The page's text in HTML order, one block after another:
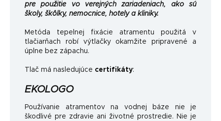
pre použitie vo verejných zariadeniach, ako sú
školy, škôlky, nemocnice, hotely a kliniky.
Metóda tepelnej fixácie atramentu použitá v
tlačiarňach robí výtlačky okamžite pripravené a
úplne bez zápachu.
Tlač má nasledujúce certifikáty:
EKOLOGO
Používanie atramentov na vodnej báze nie je
škodlivé pre zdravie ani životné prostredie. Nie je